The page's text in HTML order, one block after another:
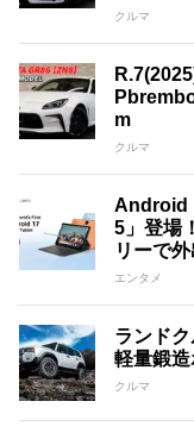
クルマ
m
クルマ
Android
5」登場
リーで
エンタメ
ランド
軽量鍛
クルマ